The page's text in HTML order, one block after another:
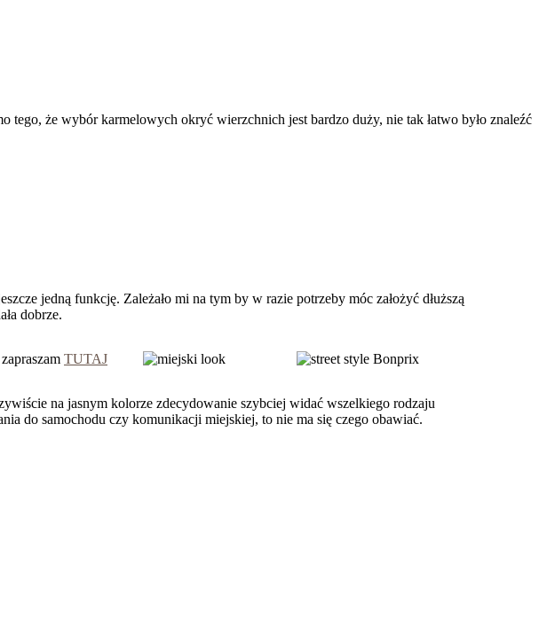
że wybór karmelowych okryć wierzchnich jest bardzo duży, nie tak łatwo było znaleźć
jedną funkcję. Zależało mi na tym by w razie potrzeby móc założyć dłuższą
dobrze.
TUTAJ
na jasnym kolorze zdecydowanie szybciej widać wszelkiego rodzaju
do samochodu czy komunikacji miejskiej, to nie ma się czego obawiać.